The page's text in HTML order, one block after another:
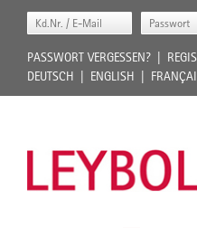
PASSWORT VERGESSEN?
DEUTSCH
ENGLISH